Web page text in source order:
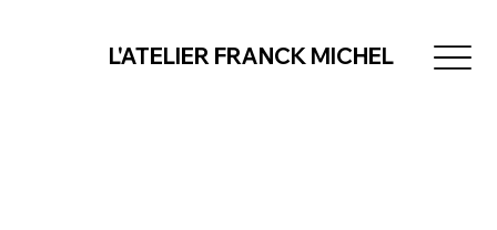
L'ATELIER FRANCK MICHEL